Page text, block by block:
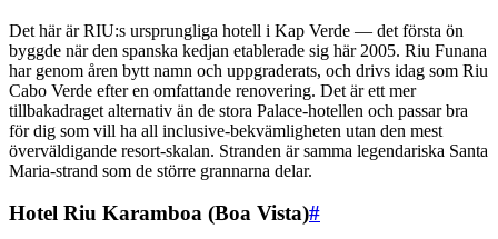
Det här är RIU:s ursprungliga hotell i Kap Verde — det första ön
byggde när den spanska kedjan etablerade sig här 2005. Riu Funana
har genom åren bytt namn och uppgraderats, och drivs idag som Riu
Cabo Verde efter en omfattande renovering. Det är ett mer
tillbakadraget alternativ än de stora Palace-hotellen och passar bra
för dig som vill ha all inclusive-bekvämligheten utan den mest
överväldigande resort-skalan. Stranden är samma legendariska Santa
Maria-strand som de större grannarna delar.
Hotel Riu Karamboa (Boa Vista)#